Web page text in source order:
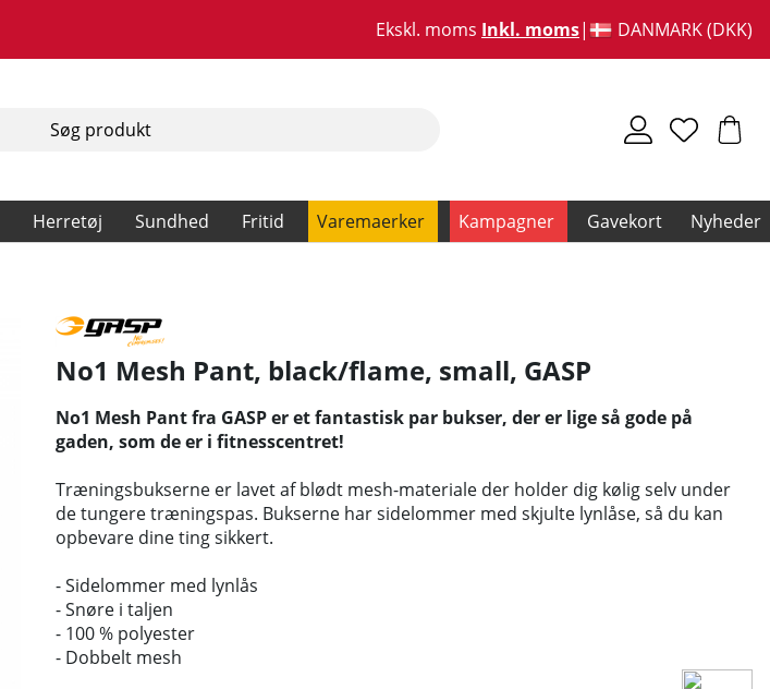
Ekskl. moms Inkl. moms DANMARK (DKK)
Herretøj Sundhed Fritid Varemaerker Kampagner Gavekort Nyheder
No1 Mesh Pant, black/flame, small, GASP
No1 Mesh Pant fra GASP er et fantastisk par bukser, der er lige så gode på
gaden, som de er i fitnesscentret!
Træningsbukserne er lavet af blødt mesh-materiale der holder dig kølig selv under
de tungere træningspas. Bukserne har sidelommer med skjulte lynlåse, så du kan
opbevare dine ting sikkert.
- Sidelommer med lynlås
- Snøre i taljen
- 100 % polyester
- Dobbelt mesh